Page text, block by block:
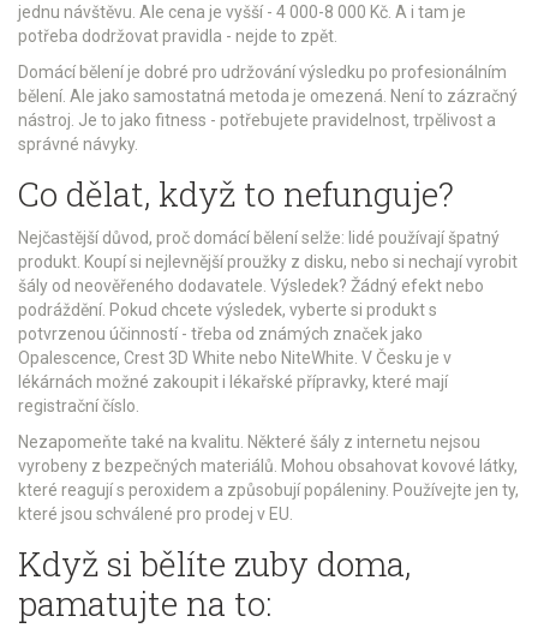
jednu návštěvu. Ale cena je vyšší - 4 000-8 000 Kč. A i tam je
potřeba dodržovat pravidla - nejde to zpět.
Domácí bělení je dobré pro udržování výsledku po profesionálním
bělení. Ale jako samostatná metoda je omezená. Není to zázračný
nástroj. Je to jako fitness - potřebujete pravidelnost, trpělivost a
správné návyky.
Co dělat, když to nefunguje?
Nejčastější důvod, proč domácí bělení selže: lidé používají špatný
produkt. Koupí si nejlevnější proužky z disku, nebo si nechají vyrobit
šály od neověřeného dodavatele. Výsledek? Žádný efekt nebo
podráždění. Pokud chcete výsledek, vyberte si produkt s
potvrzenou účinností - třeba od známých značek jako
Opalescence, Crest 3D White nebo NiteWhite. V Česku je v
lékárnách možné zakoupit i lékařské přípravky, které mají
registrační číslo.
Nezapomeňte také na kvalitu. Některé šály z internetu nejsou
vyrobeny z bezpečných materiálů. Mohou obsahovat kovové látky,
které reagují s peroxidem a způsobují popáleniny. Používejte jen ty,
které jsou schválené pro prodej v EU.
Když si bělíte zuby doma,
pamatujte na to: